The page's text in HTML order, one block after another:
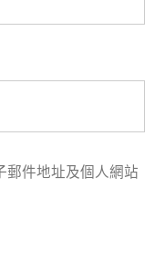
郵件地址及個人網站